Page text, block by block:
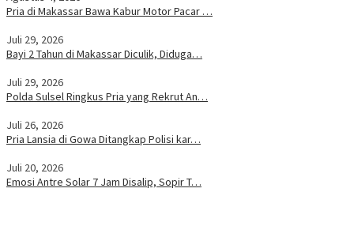
Pria di Makassar Bawa Kabur Motor Pacar …
Juli 29, 2026
Bayi 2 Tahun di Makassar Diculik, Diduga…
Juli 29, 2026
Polda Sulsel Ringkus Pria yang Rekrut An…
Juli 26, 2026
Pria Lansia di Gowa Ditangkap Polisi kar…
Juli 20, 2026
Emosi Antre Solar 7 Jam Disalip, Sopir T…